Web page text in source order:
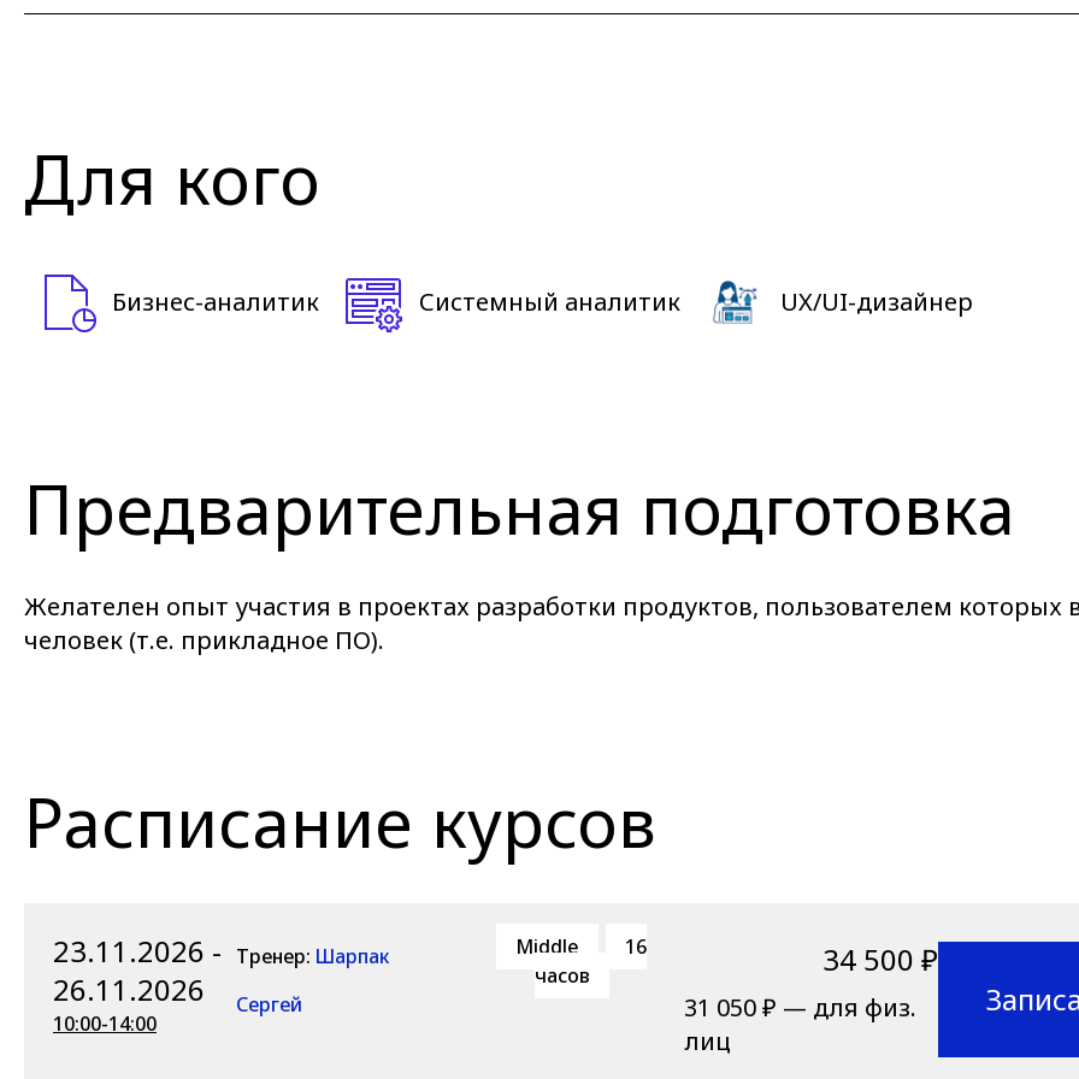
Для кого
Бизнес-аналитик Системный аналитик UX/UI-дизайнер
Предварительная подготовка
Желателен опыт участия в проектах разработки продуктов, пользователем которых
человек (т.е. прикладное ПО).
Расписание курсов
23.11.2026 -
26.11.2026
10:00-14:00
Тренер: Шарпак
Сергей
Middle
16
часов
34 500 ₽
31 050 ₽ — для физ.
лиц